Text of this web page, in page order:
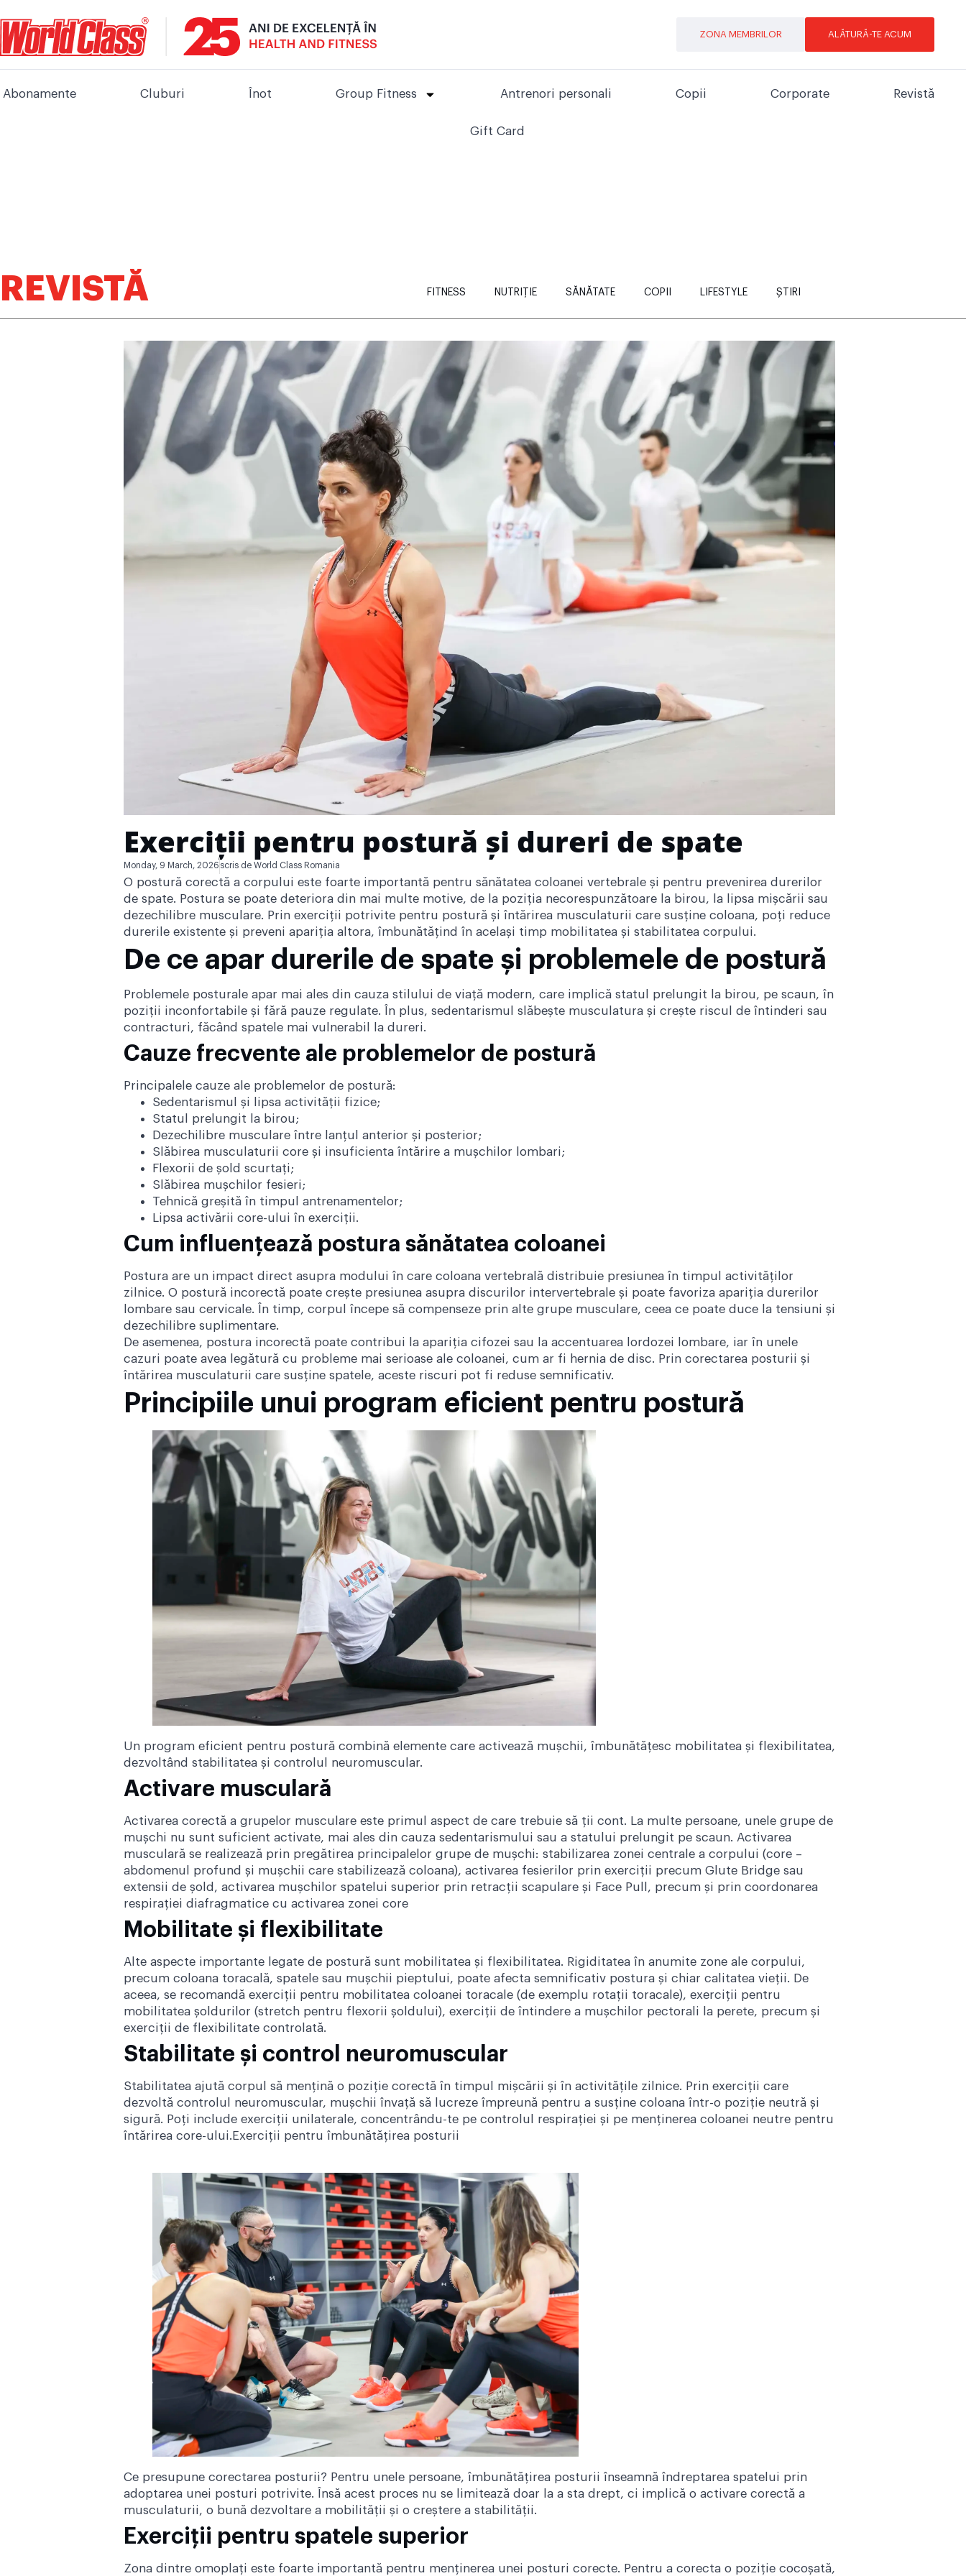
ZONA MEMBRILOR ALĂTURĂ-TE ACUM
Abonamente Cluburi Înot Group Fitness Antrenori personali Copii Corporate Revistă
Gift Card
REVISTĂ FITNESS NUTRIȚIE SĂNĂTATE COPII LIFESTYLE ȘTIRI
Exerciții pentru postură și dureri de spate
Monday, 9 March, 2026 scris de World Class Romania
O postură corectă a corpului este foarte importantă pentru sănătatea coloanei vertebrale și pentru prevenirea durerilor
de spate. Postura se poate deteriora din mai multe motive, de la poziția necorespunzătoare la birou, la lipsa mișcării sau
dezechilibre musculare. Prin exerciții potrivite pentru postură și întărirea musculaturii care susține coloana, poți reduce
durerile existente și preveni apariția altora, îmbunătățind în același timp mobilitatea și stabilitatea corpului.
De ce apar durerile de spate și problemele de postură
Problemele posturale apar mai ales din cauza stilului de viață modern, care implică statul prelungit la birou, pe scaun, în
poziții inconfortabile și fără pauze regulate. În plus, sedentarismul slăbește musculatura și crește riscul de întinderi sau
contracturi, făcând spatele mai vulnerabil la dureri.
Cauze frecvente ale problemelor de postură
Principalele cauze ale problemelor de postură:
Sedentarismul și lipsa activității fizice;
Statul prelungit la birou;
Dezechilibre musculare între lanțul anterior și posterior;
Slăbirea musculaturii core și insuficienta întărire a mușchilor lombari;
Flexorii de șold scurtați;
Slăbirea mușchilor fesieri;
Tehnică greșită în timpul antrenamentelor;
Lipsa activării core-ului în exerciții.
Cum influențează postura sănătatea coloanei
Postura are un impact direct asupra modului în care coloana vertebrală distribuie presiunea în timpul activităților
zilnice. O postură incorectă poate crește presiunea asupra discurilor intervertebrale și poate favoriza apariția durerilor
lombare sau cervicale. În timp, corpul începe să compenseze prin alte grupe musculare, ceea ce poate duce la tensiuni și
dezechilibre suplimentare.
De asemenea, postura incorectă poate contribui la apariția cifozei sau la accentuarea lordozei lombare, iar în unele
cazuri poate avea legătură cu probleme mai serioase ale coloanei, cum ar fi hernia de disc. Prin corectarea posturii și
întărirea musculaturii care susține spatele, aceste riscuri pot fi reduse semnificativ.
Principiile unui program eficient pentru postură
Un program eficient pentru postură combină elemente care activează mușchii, îmbunătățesc mobilitatea și flexibilitatea,
dezvoltând stabilitatea și controlul neuromuscular.
Activare musculară
Activarea corectă a grupelor musculare este primul aspect de care trebuie să ții cont. La multe persoane, unele grupe de
mușchi nu sunt suficient activate, mai ales din cauza sedentarismului sau a statului prelungit pe scaun. Activarea
musculară se realizează prin pregătirea principalelor grupe de mușchi: stabilizarea zonei centrale a corpului (core –
abdomenul profund și mușchii care stabilizează coloana), activarea fesierilor prin exerciții precum Glute Bridge sau
extensii de șold, activarea mușchilor spatelui superior prin retracții scapulare și Face Pull, precum și prin coordonarea
respirației diafragmatice cu activarea zonei core
Mobilitate și flexibilitate
Alte aspecte importante legate de postură sunt mobilitatea și flexibilitatea. Rigiditatea în anumite zone ale corpului,
precum coloana toracală, spatele sau mușchii pieptului, poate afecta semnificativ postura și chiar calitatea vieții. De
aceea, se recomandă exerciții pentru mobilitatea coloanei toracale (de exemplu rotații toracale), exerciții pentru
mobilitatea șoldurilor (stretch pentru flexorii șoldului), exerciții de întindere a mușchilor pectorali la perete, precum și
exerciții de flexibilitate controlată.
Stabilitate și control neuromuscular
Stabilitatea ajută corpul să mențină o poziție corectă în timpul mișcării și în activitățile zilnice. Prin exerciții care
dezvoltă controlul neuromuscular, mușchii învață să lucreze împreună pentru a susține coloana într-o poziție neutră și
sigură. Poți include exerciții unilaterale, concentrându-te pe controlul respirației și pe menținerea coloanei neutre pentru
întărirea core-ului.Exerciții pentru îmbunătățirea posturii
Ce presupune corectarea posturii? Pentru unele persoane, îmbunătățirea posturii înseamnă îndreptarea spatelui prin
adoptarea unei posturi potrivite. Însă acest proces nu se limitează doar la a sta drept, ci implică o activare corectă a
musculaturii, o bună dezvoltare a mobilității și o creștere a stabilității.
Exerciții pentru spatele superior
Zona dintre omoplați este foarte importantă pentru menținerea unei posturi corecte. Pentru a corecta o poziție cocoșată,